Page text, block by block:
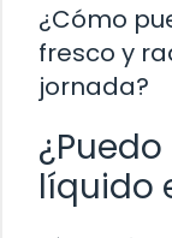
¿Cómo
fresco y
jornada?
líquido